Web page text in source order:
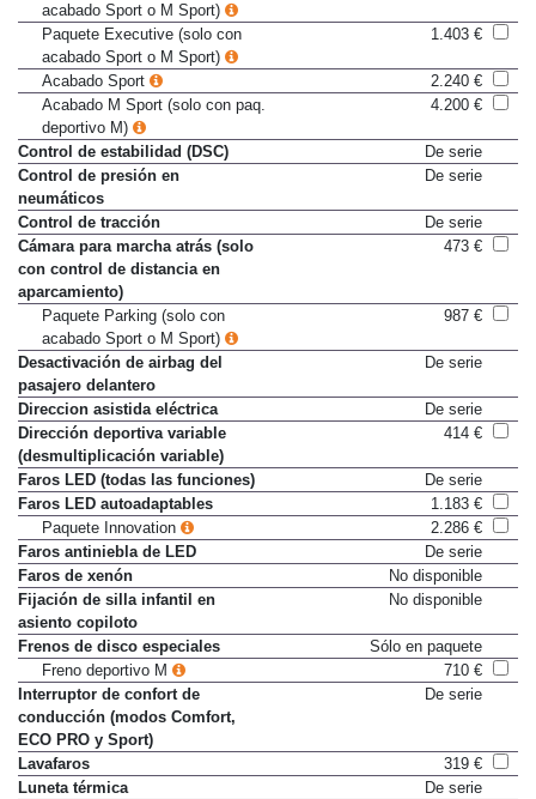
acabado Sport o M Sport)
Paquete Executive (solo con
acabado Sport o M Sport)
1.403 €
Acabado Sport
2.240 €
Acabado M Sport (solo con paq.
deportivo M)
4.200 €
Control de estabilidad (DSC)
De serie
Control de presión en
neumáticos
De serie
Control de tracción
De serie
Cámara para marcha atrás (solo
con control de distancia en
aparcamiento)
473 €
Paquete Parking (solo con
acabado Sport o M Sport)
987 €
Desactivación de airbag del
pasajero delantero
De serie
Direccion asistida eléctrica
De serie
Dirección deportiva variable
(desmultiplicación variable)
414 €
Faros LED (todas las funciones)
De serie
Faros LED autoadaptables
1.183 €
Paquete Innovation
2.286 €
Faros antiniebla de LED
De serie
Faros de xenón
No disponible
Fijación de silla infantil en
asiento copiloto
No disponible
Frenos de disco especiales
Sólo en paquete
Freno deportivo M
710 €
Interruptor de confort de
conducción (modos Comfort,
ECO PRO y Sport)
De serie
Lavafaros
319 €
Luneta térmica
De serie